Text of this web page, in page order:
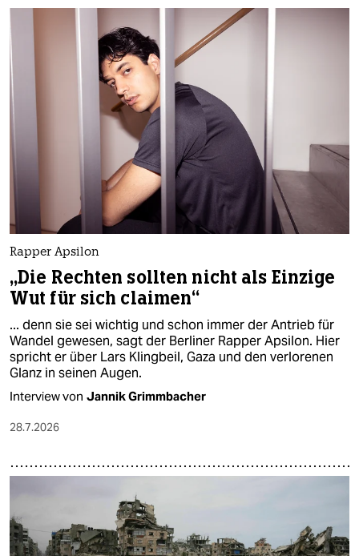
Rapper Apsilon
„Die Rechten sollten nicht als Einzige
Wut für sich claimen“
... denn sie sei wichtig und schon immer der Antrieb für
Wandel gewesen, sagt der Berliner Rapper Apsilon. Hier
spricht er über Lars Klingbeil, Gaza und den verlorenen
Glanz in seinen Augen.
Interview von Jannik Grimmbacher
28.7.2026